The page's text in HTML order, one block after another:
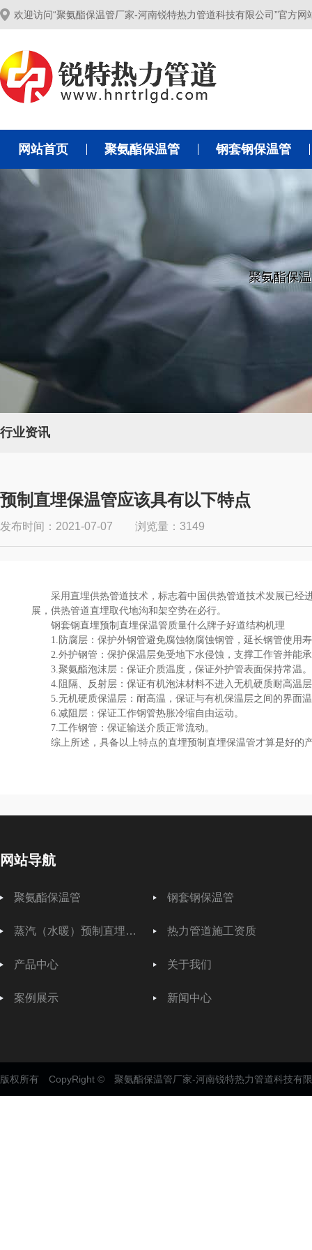
欢迎访问“聚氨酯保温管厂家-河南锐特热力管道科技有限公司”官方网
网站首页 聚氨酯保温管 钢套钢保温管
聚氨酯保
行业资讯
预制直埋保温管应该具有以下特点
发布时间：2021-07-07 浏览量：3149
采用直埋供热管道技术，标志着中国供热管道技术发展已经
展，供热管道直埋取代地沟和架空势在必行。
钢套钢直埋预制直埋保温管质量什么牌子好道结构机理
1.防腐层：保护外钢管避免腐蚀物腐蚀钢管，延长钢管
2.外护钢管：保护保温层免受地下水侵蚀，支撑工作管并
3.聚氨酯泡沫层：保证介质温度，保证外护管表面保持常
4.阻隔、反射层：保证有机泡沫材料不进入无机硬质耐高温
5.无机硬质保温层：耐高温，保证与有机保温层之间的界
6.减阻层：保证工作钢管热胀冷缩自由运动。
7.工作钢管：保证输送介质正常流动。
综上所述，具备以上特点的直埋预制直埋保温管才算是好的
网站导航
聚氨酯保温管 钢套钢保温管
蒸汽（水暖）预制直埋保温管 热力管道施工资质
产品中心 关于我们
案例展示 新闻中心
版权所有 CopyRight © 聚氨酯保温管厂家-河南锐特热力管道科技有